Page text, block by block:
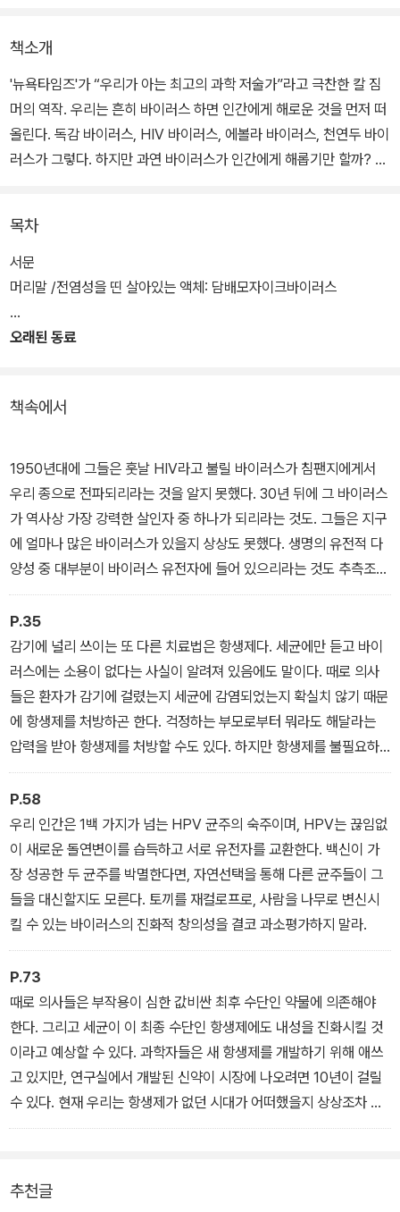
책소개
'뉴욕타임즈'가 “우리가 아는 최고의 과학 저술가”라고 극찬한 칼 짐
머의 역작. 우리는 흔히 바이러스 하면 인간에게 해로운 것을 먼저 떠
올린다. 독감 바이러스, HIV 바이러스, 에볼라 바이러스, 천연두 바이
러스가 그렇다. 하지만 과연 바이러스가 인간에게 해롭기만 할까? 우
칼 짐머는 이 책에서 우리가 알지 못했던 바이러스에 관한 모든 이야
기를 들려준다. 우리가 아는 생명이 40억 년 전 바이러스에서 시작되
에 들어 있으며, 우리가 마시는 산소의 상당 부분을 바이러스가 생산
목차
서문
머리말 /전염성을 띤 살아있는 액체: 담배모자이크바이러스
오래된 동료
책속에서
1950년대에 그들은 훗날 HIV라고 불릴 바이러스가 침팬지에게서
우리 종으로 전파되리라는 것을 알지 못했다. 30년 뒤에 그 바이러스
가 역사상 가장 강력한 살인자 중 하나가 되리라는 것도. 그들은 지구
에 얼마나 많은 바이러스가 있을지 상상도 못했다. 생명의 유전적 다
양성 중 대부분이 바이러스 유전자에 들어 있으리라는 것도 추측조차
하지 못했다. 그들은 우리가 마시는 산소의 상당 부분을 생산하는 데
바이러스가 기여하며 바이러스가 지구의 기온을 조절하는 데에도 도
움을 준다는 사실을 몰랐다. 그리고 인간의 유전체에 우리의 먼 조상
때 감염된 수천 종류의 바이러스에서 온 유전물질도 들어 있으며, 우
리가 아는 생명이 40억 년 전 바이러스에서 시작되었을 수도 있다는
점을 추측조차 하지 못했을 것이다. 이제 과학자들은 그런 것들을 안
다. 더 정확히 말하자면, 그렇다는 것을 안다. 이제 그들은 수정 동굴
에서 인체의 내면세계에 이르기까지, 이 지구가 바이러스의 행성임을
안다. 그들은 아직 엉성하게 이해하고 있을 따름이지만, 연구는 이제
겨우 시작된 상태다. 그러니 우리도 시작하기로 하자.
_ 「머리말」 중에서
P.35
감기에 널리 쓰이는 또 다른 치료법은 항생제다. 세균에만 듣고 바이
러스에는 소용이 없다는 사실이 알려져 있음에도 말이다. 때로 의사
들은 환자가 감기에 걸렸는지 세균에 감염되었는지 확실치 않기 때문
에 항생제를 처방하곤 한다. 걱정하는 부모로부터 뭐라도 해달라는
압력을 받아 항생제를 처방할 수도 있다. 하지만 항생제를 불필요하
게 과잉 처방하다가는 우리 모두가 위험에 빠질 수 있다. 우리 몸과 환
경에서 점점 더 약물에 내성을 띤 세균이 진화하도록 자극하기 때문
이다. 환자를 치료하는 데 실패하면, 의사는 사실상 다른 질병에 걸릴
위험을 증가시키는 것이다.
P.58
우리 인간은 1백 가지가 넘는 HPV 균주의 숙주이며, HPV는 끊임없
이 새로운 돌연변이를 습득하고 서로 유전자를 교환한다. 백신이 가
장 성공한 두 균주를 박멸한다면, 자연선택을 통해 다른 균주들이 그
들을 대신할지도 모른다. 토끼를 재컬로프로, 사람을 나무로 변신시
킬 수 있는 바이러스의 진화적 창의성을 결코 과소평가하지 말라.
P.73
때로 의사들은 부작용이 심한 값비싼 최후 수단인 약물에 의존해야
한다. 그리고 세균이 이 최종 수단인 항생제에도 내성을 진화시킬 것
이라고 예상할 수 있다. 과학자들은 새 항생제를 개발하기 위해 애쓰
고 있지만, 연구실에서 개발된 신약이 시장에 나오려면 10년이 걸릴
수 있다. 현재 우리는 항생제가 없던 시대가 어떠했을지 상상조차 하
기 어렵지만, 미래에는 항생제가 세균에 맞서 싸우는 유일한 무기가
있는지도 모른다.
추천글